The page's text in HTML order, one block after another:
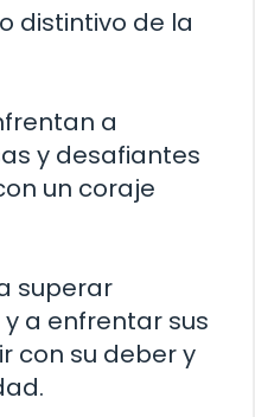
distintivo de la
a
y desafiantes
un coraje
superar
a enfrentar sus
con su deber y